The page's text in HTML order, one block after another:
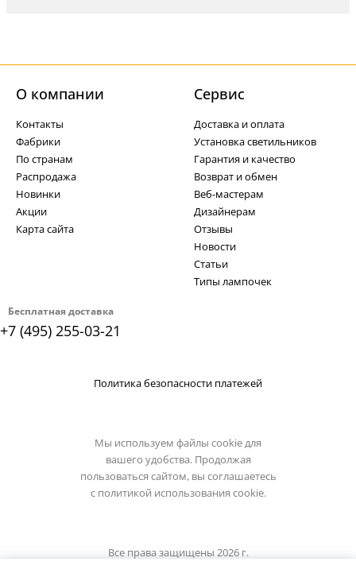
Бесплатная доставка
+7 (495) 255-03-21
О компании
Контакты
Фабрики
По странам
Распродажа
Новинки
Акции
Карта сайта
Cервис
Доставка и оплата
Установка светильников
Гарантия и качество
Возврат и обмен
Веб-мастерам
Дизайнерам
Отзывы
Новости
Статьи
Типы лампочек
Политика безопасности платежей
Мы используем файлы cookie для
вашего удобства. Продолжая
пользоваться сайтом, вы соглашаетесь
с политикой использования cookie.
Все права защищены 2026 г.